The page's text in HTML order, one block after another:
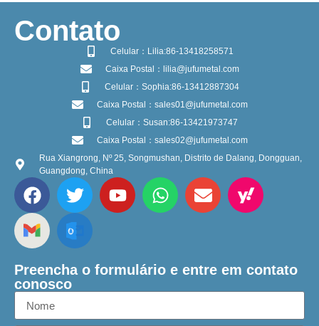
​Contato
Celular：Lilia:86-13418258571
Caixa Postal：lilia@jufumetal.com
Celular：Sophia:86-13412887304
Caixa Postal：sales01@jufumetal.com
Celular：Susan:86-13421973747
Caixa Postal：sales02@jufumetal.com
Rua Xiangrong, Nº 25, Songmushan, Distrito de Dalang, Dongguan,
Guangdong, China
Preencha o formulário e entre em contato
conosco